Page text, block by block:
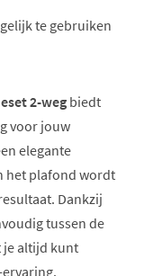
te gebruiken
2-weg biedt
voor jouw
elegante
het plafond wordt
Dankzij
tussen de
je altijd kunt